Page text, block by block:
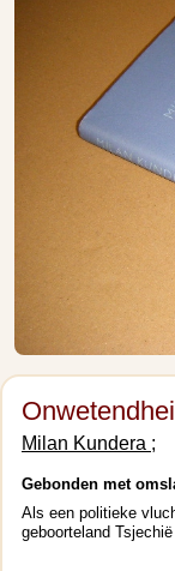
Milan Kundera ;
Gebonden met
Als een politieke
geboorteland